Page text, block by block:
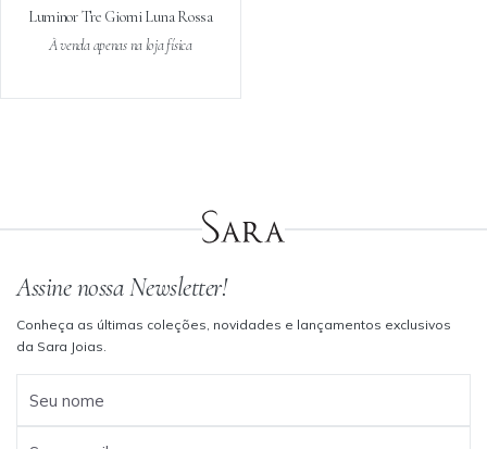
Luminor Tre Giorni Luna Rossa
À venda apenas na loja física
Assine nossa Newsletter!
Conheça as últimas coleções, novidades e lançamentos exclusivos
da Sara Joias.
Seu nome